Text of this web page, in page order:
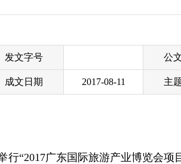
发文字号 公
成文日期 2017-08-11 主
“2017广东国际旅游产业博览会项